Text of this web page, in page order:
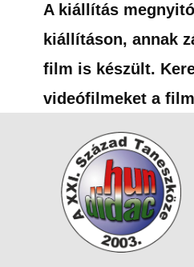
A kiállítás
kiállításon, annak
film is készült.
videófilmeket a